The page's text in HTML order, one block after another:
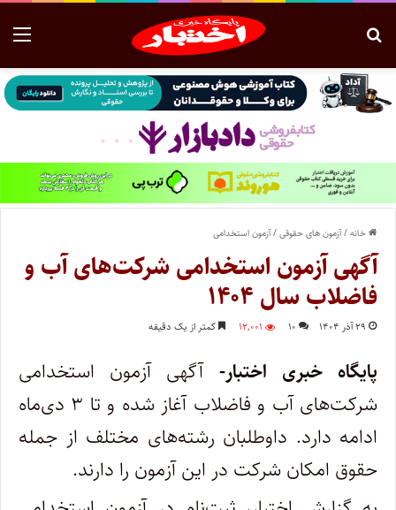
خانه/آزمون های حقوقی/آزمون استخدامی
آگهی آزمون استخدامی شرکت‌های آب و
فاضلاب سال ۱۴۰۴
۲۹ آذر ۱۴۰۴ ۱۰ ۱۲,۰۰۱ کمتر از یک دقیقه
پایگاه خبری اختبار- آگهی آزمون استخدامی
شرکت‌های آب و فاضلاب آغاز شده و تا ۳ دی‌ماه
ادامه دارد. داوطلبان رشته‌های مختلف از جمله
حقوق امکان شرکت در این آزمون را دارند.